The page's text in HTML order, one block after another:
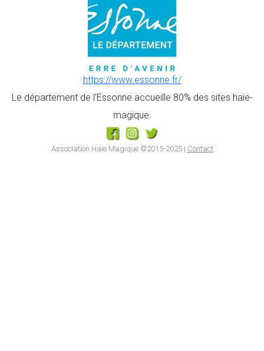
https://www.essonne.fr/
Le département de l'Essonne accueille 80% des sites haie-
magique.
Association Haie Magique ©2015-2025 | Contact